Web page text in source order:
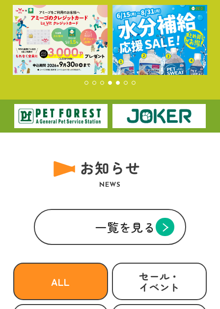
お知らせ
NEWS
一覧を見る
ALL セール・
イベント